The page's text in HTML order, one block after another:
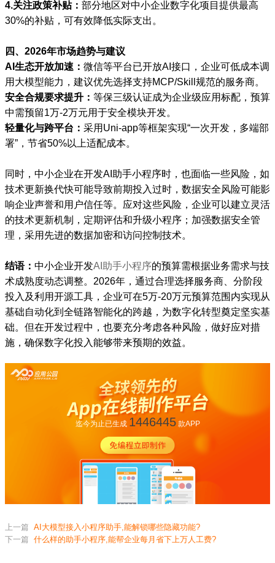
4.关注政策补贴： 部分地区对中小企业数字化项目提供最高
30%的补贴，可有效降低实际支出。
四、2026年市场趋势与建议
AI生态开放加速： 微信等平台已开放AI接口，企业可低成本调
用大模型能力，建议优先选择支持MCP/Skill规范的服务商。
安全合规要求提升： 等保三级认证成为企业级应用标配，预算
中需预留1万-2万元用于安全模块开发。
轻量化与跨平台： 采用Uni-app等框架实现“一次开发，多端部
署”，节省50%以上适配成本。
同时，中小企业在开发AI助手小程序时，也面临一些风险，如
技术更新换代快可能导致前期投入过时，数据安全风险可能影
响企业声誉和用户信任等。应对这些风险，企业可以建立灵活
的技术更新机制，定期评估和升级小程序；加强数据安全管
理，采用先进的数据加密和访问控制技术。
结语： 中小企业开发AI助手小程序的预算需根据业务需求与技
术成熟度动态调整。2026年，通过合理选择服务商、分阶段
投入及利用开源工具，企业可在5万-20万元预算范围内实现从
基础自动化到全链路智能化的跨越，为数字化转型奠定坚实基
础。但在开发过程中，也要充分考虑各种风险，做好应对措
施，确保数字化投入能够带来预期的效益。
迄今为止已生成 1446445款APP
上一篇 AI大模型接入小程序助手,能解锁哪些隐藏功能?
下一篇 什么样的助手小程序,能帮企业每月省下上万人工费?